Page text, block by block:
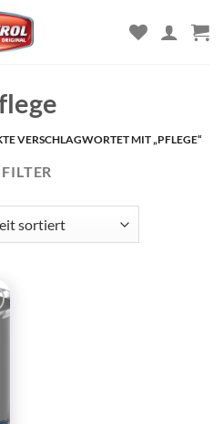
VERSCHLAGWORTET MIT „PFLEGE“
FILTER